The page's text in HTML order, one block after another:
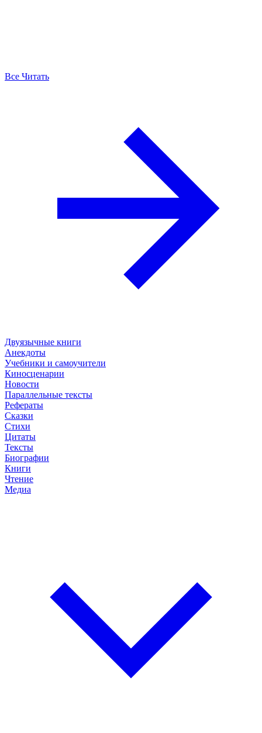
Все Читать
Двуязычные книги
Анекдоты
Учебники и самоучители
Киносценарии
Новости
Параллельные тексты
Рефераты
Сказки
Стихи
Цитаты
Тексты
Биографии
Книги
Чтение
Медиа